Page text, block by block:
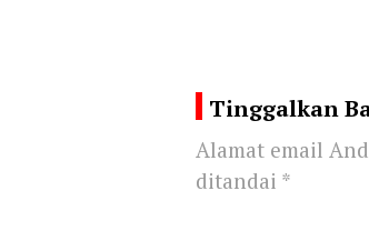
Tinggalkan
Alamat email
ditandai *